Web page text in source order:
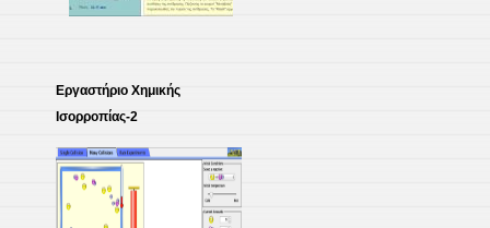
Εργαστήριο Χημικής
Ισορροπίας-2